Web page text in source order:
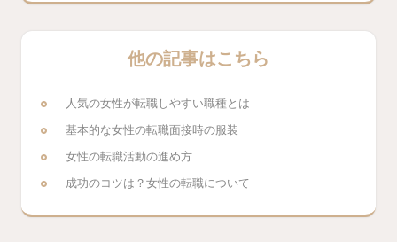
他の記事はこちら
人気の女性が転職しやすい職種とは
基本的な女性の転職面接時の服装
女性の転職活動の進め方
成功のコツは？女性の転職について